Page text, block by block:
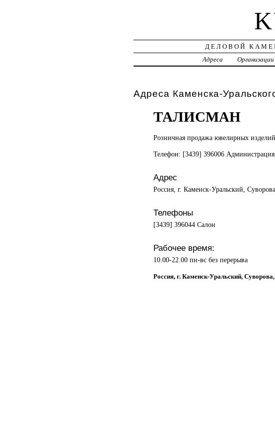
ДЕЛОВОЙ
Адреса
Организации
Адреса Каменска-
ТАЛИСМАН
Розничная продажа ювелирных изделий
Телефон: [3439] 396006
Адрес
Россия, г. Каменск-Уральский,
Телефоны
[3439] 396044 Салон
Рабочее время:
10.00-22.00 пн-вс без перерыва
Россия, г. Каменск-Уральский,